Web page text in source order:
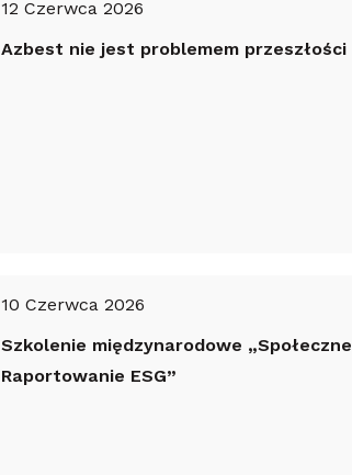
12 Czerwca 2026
Azbest nie jest problemem przeszłości
10 Czerwca 2026
Szkolenie międzynarodowe „Społeczne
Raportowanie ESG”